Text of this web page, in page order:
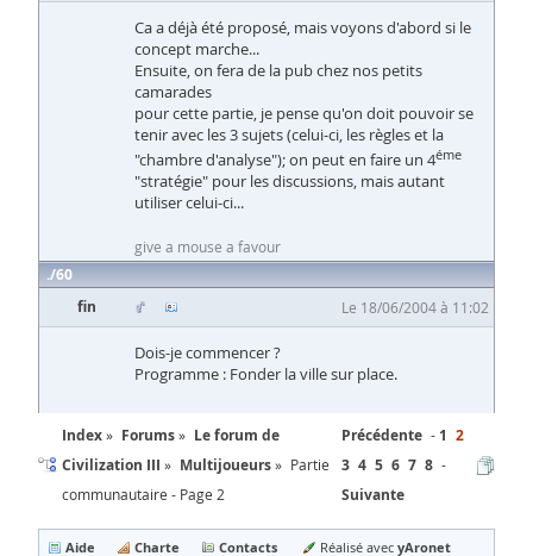
Ca a déjà été proposé, mais voyons d'abord si le
concept marche...
Ensuite, on fera de la pub chez nos petits
camarades
pour cette partie, je pense qu'on doit pouvoir se
tenir avec les 3 sujets (celui-ci, les règles et la
"chambre d'analyse"); on peut en faire un 4éme
"stratégie" pour les discussions, mais autant
utiliser celui-ci...
give a mouse a favour
60
fin
Le 18/06/2004 à 11:02
Dois-je commencer ?
Programme : Fonder la ville sur place.
Index Forums
Le forum de
Civilization III
Multijoueurs
Partie
communautaire - Page 2
Précédente 1 2
3 4 5 6 7 8
Suivante
Aide Charte Contacts Réalisé avecyAronet